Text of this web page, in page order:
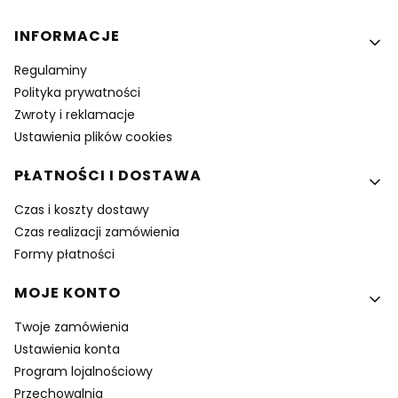
Linki w stopce
INFORMACJE
Regulaminy
Polityka prywatności
Zwroty i reklamacje
Ustawienia plików cookies
PŁATNOŚCI I DOSTAWA
Czas i koszty dostawy
Czas realizacji zamówienia
Formy płatności
MOJE KONTO
Twoje zamówienia
Ustawienia konta
Program lojalnościowy
Przechowalnia